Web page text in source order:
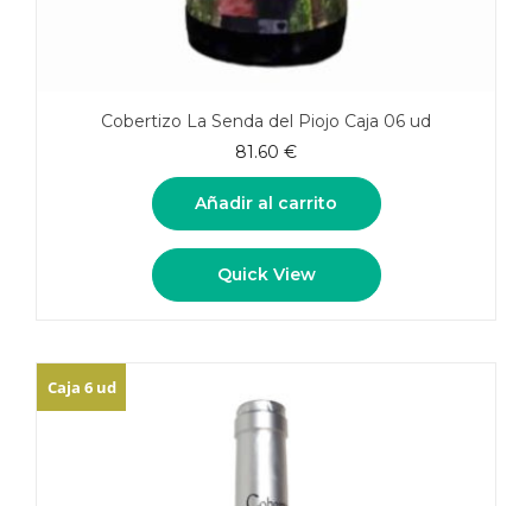
Cobertizo La Senda del Piojo Caja 06 ud
81.60 €
Añadir al carrito
Quick View
Caja 6 ud